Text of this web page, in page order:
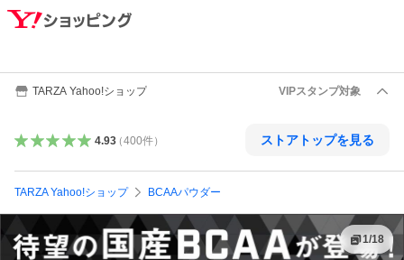
TARZA Yahoo!ショップ VIPスタンプ対象
4.93（400件） ストアトップを見る
TARZA Yahoo!ショップ BCAAパウダー
1/18